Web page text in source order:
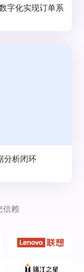
字化实现订单系
分析闭环
信赖